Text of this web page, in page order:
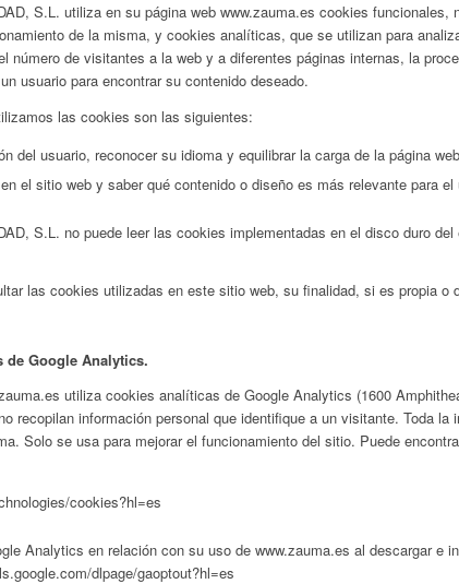
S.L. utiliza en su página web www.zauma.es cookies funcionales,
de la misma, y cookies analíticas, que se utilizan para
número de visitantes a la web y a diferentes páginas internas, la
usuario para encontrar su contenido deseado.
las cookies son las siguientes:
del usuario, reconocer su idioma y equilibrar la carga de la página
el sitio web y saber qué contenido o diseño es más relevante para el
S.L. no puede leer las cookies implementadas en el disco duro
las cookies utilizadas en este sitio web, su finalidad, si es propia o
de Google Analytics.
utiliza cookies analíticas de Google Analytics (1600
recopilan información personal que identifique a un visitante. Toda
Solo se usa para mejorar el funcionamiento del sitio. Puede
cookies?hl=es
Analytics en relación con su uso de www.zauma.es al descargar e
dlpage/gaoptout?hl=es